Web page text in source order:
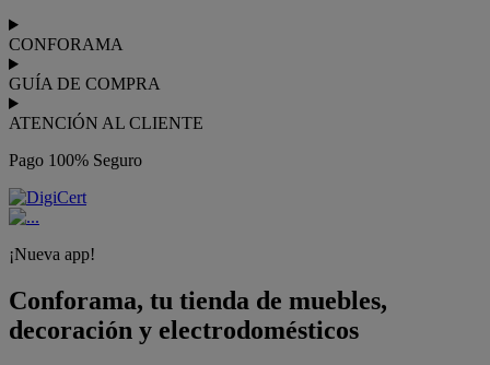
CONFORAMA
GUÍA DE COMPRA
ATENCIÓN AL CLIENTE
Pago 100% Seguro
¡Nueva app!
Conforama, tu tienda de muebles,
decoración y electrodomésticos